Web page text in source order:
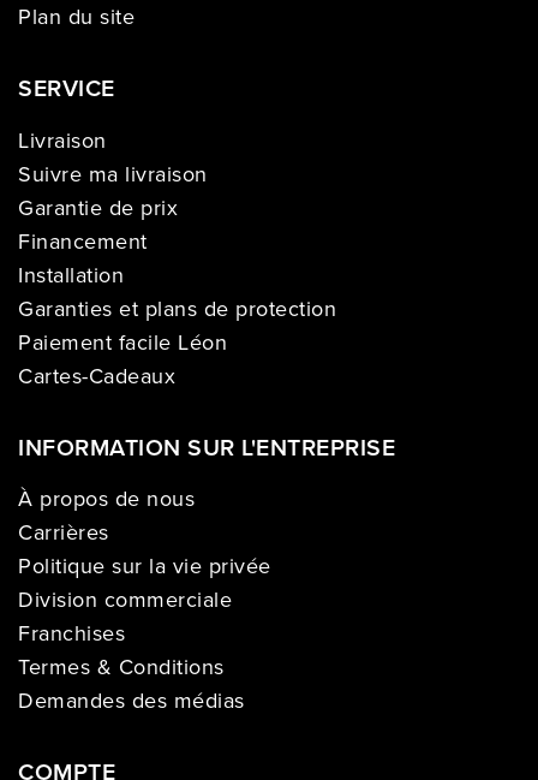
Plan du site
SERVICE
Livraison
Suivre ma livraison
Garantie de prix
Financement
Installation
Garanties et plans de protection
Paiement facile Léon
Cartes-Cadeaux
INFORMATION SUR L'ENTREPRISE
À propos de nous
Carrières
Politique sur la vie privée
Division commerciale
Franchises
Termes & Conditions
Demandes des médias
COMPTE